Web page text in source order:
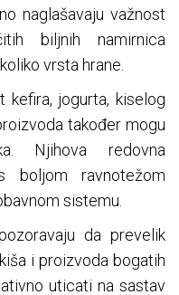
naglašavaju važnost
biljnih namirnica
vrsta hrane.
kefira, jogurta, kiselog
također mogu
Njihova redovna
boljom ravnotežom
sistemu.
da prevelik
i proizvoda bogatih
uticati na sastav